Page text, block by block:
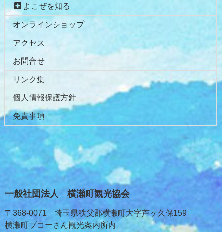
戻
よこぜを知る
オンラインショップ
アクセス
お問合せ
リンク集
個人情報保護方針
免責事項
一般社団法人 横瀬町観光協会
〒368-0071 埼玉県秩父郡横瀬町大字芦ヶ久保159
横瀬町ブコーさん観光案内所内